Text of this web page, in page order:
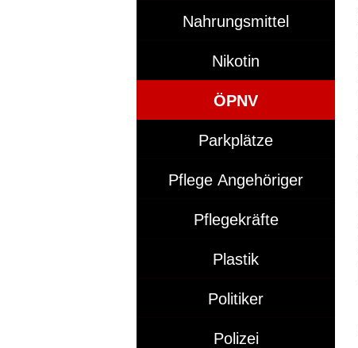
Nahrungsmittel
Nikotin
ÖPNV
Parkplätze
Pflege Angehöriger
Pflegekräfte
Plastik
Politiker
Polizei